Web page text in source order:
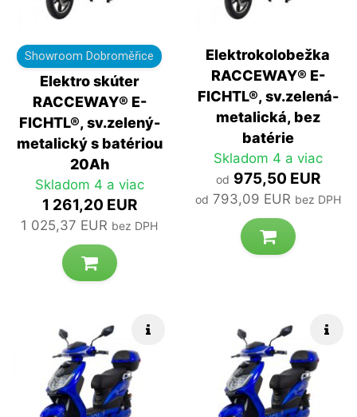
Showroom Dobroměřice
Elektro skúter
RACCEWAY® E-
FICHTL®, sv.zelený-
metalický s batériou
20Ah
Skladom 4 a viac
1 261,20 EUR
1 025,37 EUR bez DPH
Elektrokolobežka
RACCEWAY® E-
FICHTL®, sv.zelená-
metalická, bez
batérie
Skladom 4 a viac
od 975,50 EUR
od 793,09 EUR bez DPH